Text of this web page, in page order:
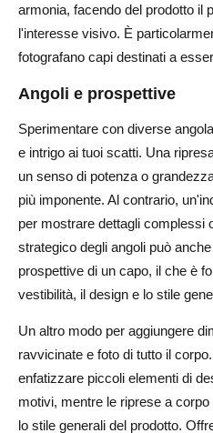
armonia, facendo del prodotto il
l'interesse visivo. È
fotografano capi destinati a
Angoli e prospettive
Sperimentare con diverse
e intrigo ai tuoi scatti. Una
un senso di potenza o
più imponente. Al contrario,
per mostrare dettagli complessi
strategico degli angoli può
prospettive di un capo, il che è
vestibilità, il design e lo stile
Un altro modo per aggiungere
ravvicinate e foto di tutto il
enfatizzare piccoli elementi di
motivi, mentre le riprese a
lo stile generali del prodotto.